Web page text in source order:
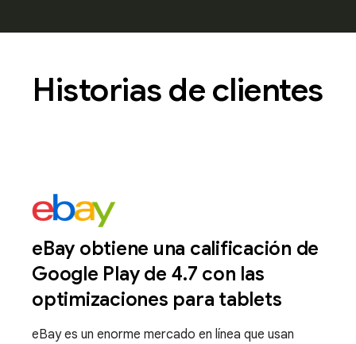
Historias de clientes
eBay obtiene una calificación de
Google Play de 4.7 con las
optimizaciones para tablets
eBay es un enorme mercado en línea que usan